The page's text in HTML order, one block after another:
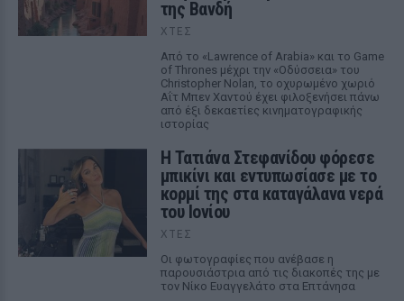
της Βανδή
ΧΤΕΣ
Από το «Lawrence of Arabia» και το Game
of Thrones μέχρι την «Οδύσσεια» του
Christopher Nolan, το οχυρωμένο χωριό
Αΐτ Μπεν Χαντού έχει φιλοξενήσει πάνω
από έξι δεκαετίες κινηματογραφικής
ιστορίας
Η Τατιάνα Στεφανίδου φόρεσε
μπικίνι και εντυπωσίασε με το
κορμί της στα καταγάλανα νερά
του Ιονίου
ΧΤΕΣ
Οι φωτογραφίες που ανέβασε η
παρουσιάστρια από τις διακοπές της με
τον Νίκο Ευαγγελάτο στα Επτάνησα